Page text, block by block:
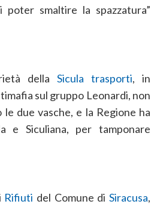
poter smaltire la spazzatura”
della Sicula trasporti, in
sul gruppo Leonardi, non
due vasche, e la Regione ha
e Siculiana, per tamponare
Rifiuti del Comune diSiracusa,